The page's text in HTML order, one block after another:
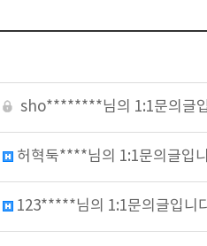
sho********님의 1:1문의글
허혁둑****님의 1:1문의글입
123*****님의 1:1문의글입니